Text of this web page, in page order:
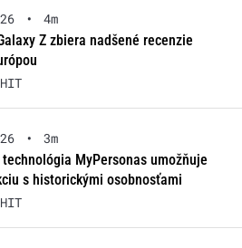
•
4m
Z zbiera nadšené recenzie
•
3m
technológia MyPersonas umožňuje
s historickými osobnosťami